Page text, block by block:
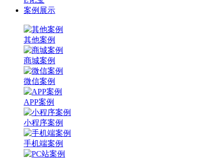
案例展示
其他案例
商城案例
微信案例
APP案例
小程序案例
手机端案例